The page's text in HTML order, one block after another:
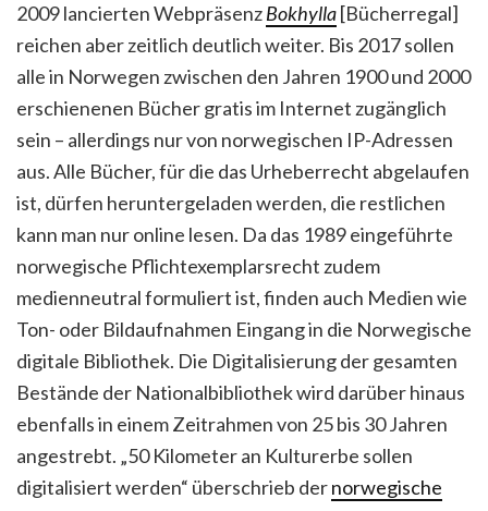
2009 lancierten WebpräsenzBokhylla[Bücherregal]
reichen aber zeitlich deutlich weiter. Bis 2017 sollen
alle in Norwegen zwischen den Jahren 1900 und 2000
erschienenen Bücher gratis im Internet zugänglich
sein – allerdings nur von norwegischen IP-Adressen
aus. Alle Bücher, für die das Urheberrecht abgelaufen
ist, dürfen heruntergeladen werden, die restlichen
kann man nur online lesen. Da das 1989 eingeführte
norwegische Pflichtexemplarsrecht zudem
medienneutral formuliert ist, finden auch Medien wie
Ton- oder Bildaufnahmen Eingang in die Norwegische
digitale Bibliothek. Die Digitalisierung der gesamten
Bestände der Nationalbibliothek wird darüber hinaus
ebenfalls in einem Zeitrahmen von 25 bis 30 Jahren
angestrebt. „50 Kilometer an Kulturerbe sollen
digitalisiert werden“ überschrieb dernorwegische